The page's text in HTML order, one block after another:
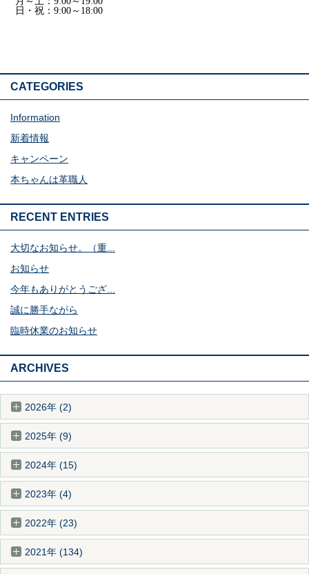
日・祝：9:00～18:00
CATEGORIES
Information
新着情報
キャンペーン
本ちゃんは革職人
RECENT ENTRIES
大切なお知らせ。（重...
お知らせ
今年もありがとうござ...
誠に勝手ながら
臨時休業のお知らせ
ARCHIVES
2026年 (2)
2025年 (9)
2024年 (15)
2023年 (4)
2022年 (23)
2021年 (134)